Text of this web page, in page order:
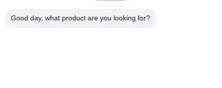
Good day, what product are you looking for?